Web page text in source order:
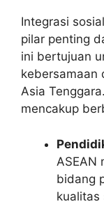
Integrasi
pilar penting
ini bertujuan
kebersamaan
Asia
mencakup
ASEAN
bidang
kualitas